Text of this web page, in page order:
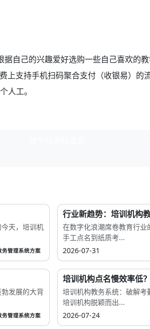
自己的兴趣爱好选购一些自己喜欢的
上支持手机扫码聚合支付（收银易）的
人工。
天，培训机
务管理系统方案
行业新趋势：培训机构
在数字化浪潮席卷教育行
手工点名到纸质考...
2026-07-31
发展的大背
务管理系统方案
培训机构点名慢效率低
培训机构教务系统：破解
培训机构脱颖而出...
2026-07-24